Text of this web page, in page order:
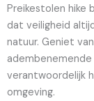
Preikestolen hike
dat veiligheid
natuur. Geniet
verantwoordelijk
omgeving.